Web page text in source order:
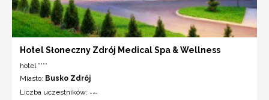
Hotel Słoneczny Zdrój Medical Spa & Wellness
hotel ****
Miasto: Busko Zdrój
Liczba uczestników: ---